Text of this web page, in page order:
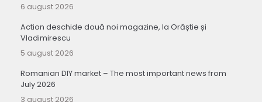
6 august 2026
Action deschide două noi magazine, la Orăștie și
Vladimirescu
5 august 2026
Romanian DIY market – The most important news from
July 2026
3 august 2026